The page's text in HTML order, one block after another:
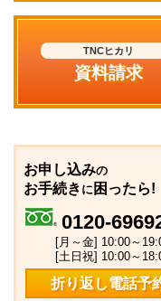
TNCヒカリ
資料請求
お申し込みの
お手続き に 困ったら!
0120-
[月～金] 10:00～
[土日祝] 10:00～
折り返し電話予